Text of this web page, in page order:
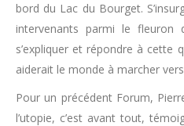
bord du Lac du Bourget.
intervenants parmi le fleuron
s’expliquer et répondre à cette
aiderait le monde à marcher
Pour un précédent Forum,
l’utopie, c’est avant tout,